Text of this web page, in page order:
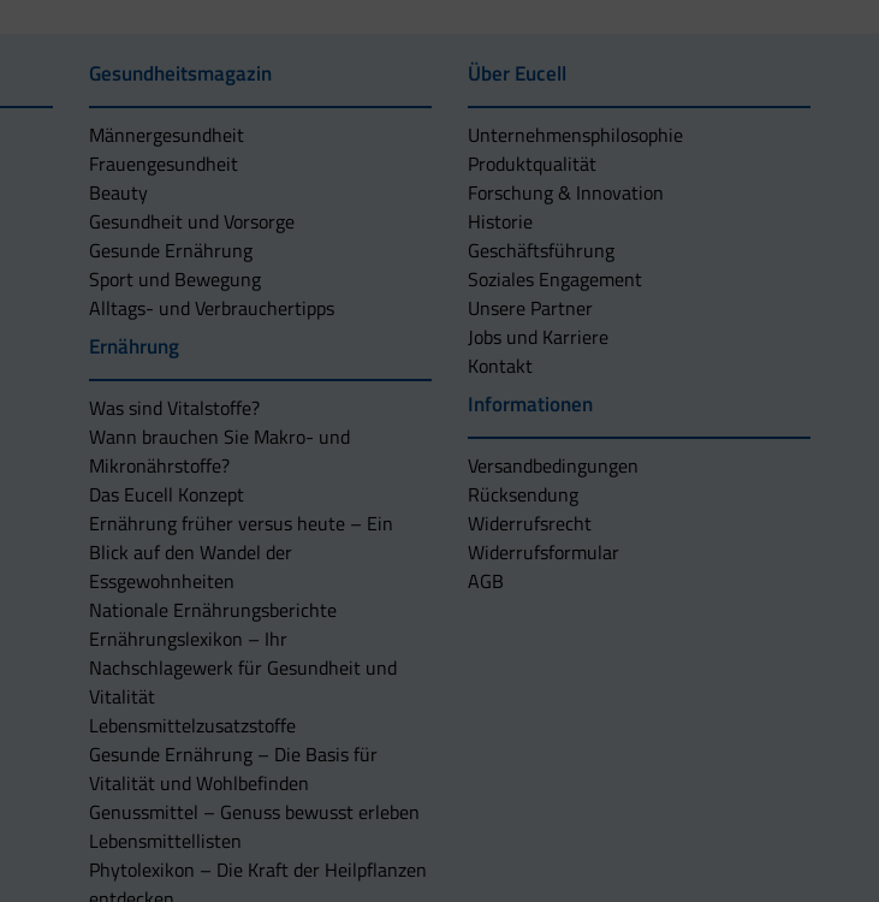
Gesundheitsmagazin
Männergesundheit
Frauengesundheit
Beauty
Gesundheit und Vorsorge
Gesunde Ernährung
Sport und Bewegung
Alltags- und Verbrauchertipps
Ernährung
Was sind Vitalstoffe?
Wann brauchen Sie Makro- und
Mikronährstoffe?
Das Eucell Konzept
Ernährung früher versus heute – Ein
Blick auf den Wandel der
Essgewohnheiten
Nationale Ernährungsberichte
Ernährungslexikon – Ihr
Nachschlagewerk für Gesundheit und
Vitalität
Lebensmittelzusatzstoffe
Gesunde Ernährung – Die Basis für
Vitalität und Wohlbefinden
Genussmittel – Genuss bewusst erleben
Lebensmittellisten
Phytolexikon – Die Kraft der Heilpflanzen
Über Eucell
Unternehmens­philosophie
Produktqualität
Forschung & Innovation
Historie
Geschäftsführung
Soziales Engagement
Unsere Partner
Jobs und Karriere
Kontakt
Informationen
Versandbedingungen
Rücksendung
Widerrufsrecht
Widerrufsformular
AGB